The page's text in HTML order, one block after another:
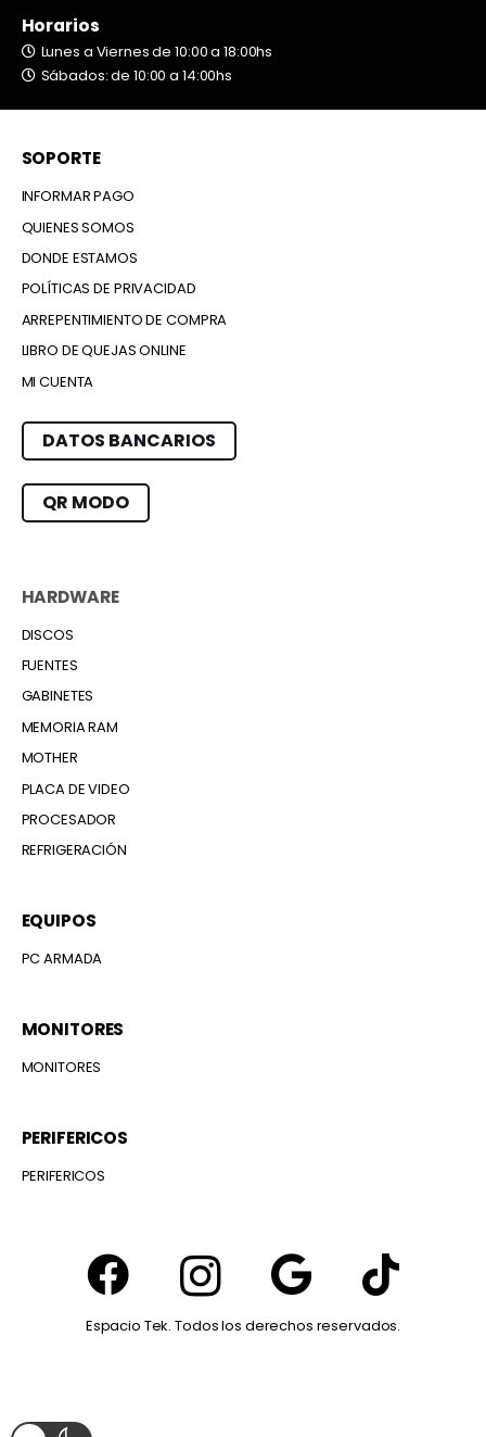
Horarios
Lunes a Viernes de 10:00 a 18:00hs
Sábados: de 10:00 a 14:00hs
SOPORTE
INFORMAR PAGO
QUIENES SOMOS
DONDE ESTAMOS
POLÍTICAS DE PRIVACIDAD
ARREPENTIMIENTO DE COMPRA
LIBRO DE QUEJAS ONLINE
MI CUENTA
DATOS BANCARIOS
QR MODO
HARDWARE
DISCOS
FUENTES
GABINETES
MEMORIA RAM
MOTHER
PLACA DE VIDEO
PROCESADOR
REFRIGERACIÓN
EQUIPOS
PC ARMADA
MONITORES
MONITORES
PERIFERICOS
PERIFERICOS
Espacio Tek. Todos los derechos reservados.